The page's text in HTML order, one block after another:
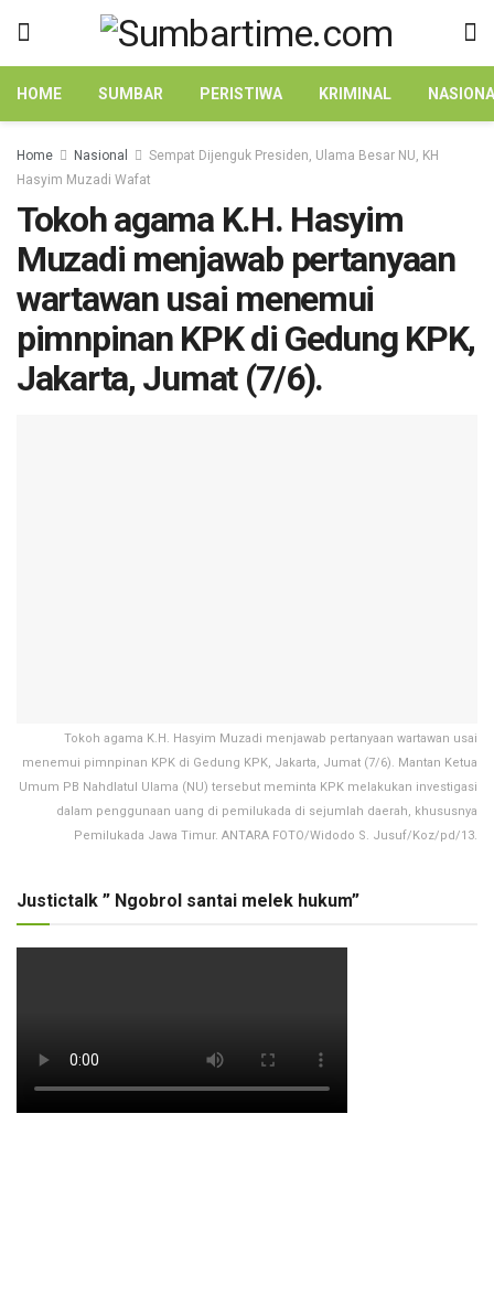
HOME SUMBAR PERISTIWA KRIMINAL
Home Nasional
Sempat Dijenguk Presiden, Ulama Besar NU, KH
Hasyim Muzadi Wafat
Tokoh agama K.H. Hasyim
Muzadi menjawab pertanyaan
wartawan usai menemui
pimnpinan KPK di Gedung KPK,
Jakarta, Jumat (7/6).
Tokoh agama K.H. Hasyim Muzadi menjawab pertanyaan wartawan usai
menemui pimnpinan KPK di Gedung KPK, Jakarta, Jumat (7/6). Mantan Ketua
Umum PB Nahdlatul Ulama (NU) tersebut meminta KPK melakukan investigasi
dalam penggunaan uang di pemilukada di sejumlah daerah, khususnya
Pemilukada Jawa Timur. ANTARA FOTO/Widodo S. Jusuf/Koz/pd/13.
Justictalk ” Ngobrol santai melek hukum”